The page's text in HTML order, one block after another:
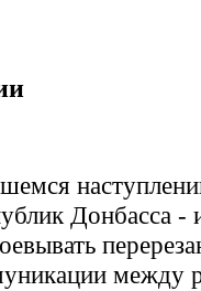
Донбасса -
между